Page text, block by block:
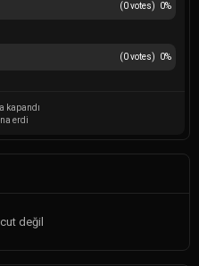
(0votes) 0%
(0votes) 0%
kapandı
erdi
değil